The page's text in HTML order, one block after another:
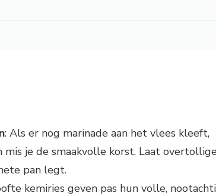
: Als er nog marinade aan het vlees kleeft,
je de smaakvolle korst. Laat
pan legt.
kemiries geven pas hun volle,